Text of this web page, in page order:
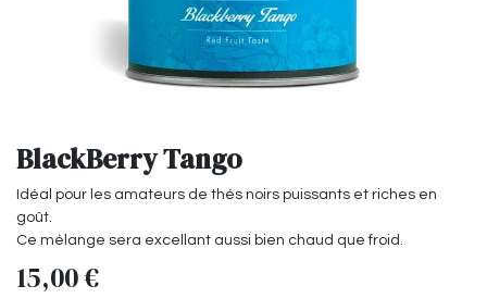
BlackBerry Tango
Idéal pour les amateurs de thés noirs puissants et riches en
goût.
Ce mélange sera excellant aussi bien chaud que froid.
15,00€